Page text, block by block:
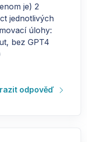
je) 2
jednotlivých
úlohy:
bez GPT4
odpověď